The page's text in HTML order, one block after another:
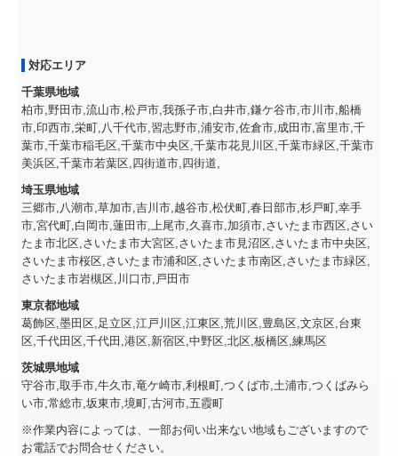
対応エリア
千葉県地域
柏市,野田市,流山市,松戸市,我孫子市,白井市,鎌ケ谷市,市川市,船橋
市,印西市,栄町,八千代市,習志野市,浦安市,佐倉市,成田市,富里市,千
葉市,千葉市稲毛区,千葉市中央区,千葉市花見川区,千葉市緑区,千葉市
美浜区,千葉市若葉区,四街道市,四街道,
埼玉県地域
三郷市,八潮市,草加市,吉川市,越谷市,松伏町,春日部市,杉戸町,幸手
市,宮代町,白岡市,蓮田市,上尾市,久喜市,加須市,さいたま市西区,さい
たま市北区,さいたま市大宮区,さいたま市見沼区,さいたま市中央区,
さいたま市桜区,さいたま市浦和区,さいたま市南区,さいたま市緑区,
さいたま市岩槻区,川口市,戸田市
東京都地域
葛飾区,墨田区,足立区,江戸川区,江東区,荒川区,豊島区,文京区,台東
区,千代田区,千代田,港区,新宿区,中野区,北区,板橋区,練馬区
茨城県地域
守谷市,取手市,牛久市,竜ケ崎市,利根町,つくば市,土浦市,つくばみら
い市,常総市,坂東市,境町,古河市,五霞町
※作業内容によっては、一部お伺い出来ない地域もございますので
お電話でお問合せください。